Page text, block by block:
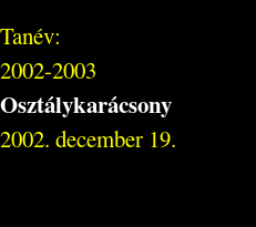
Tanév:
2002-2003
Osztálykarácsony
2002. december 19.